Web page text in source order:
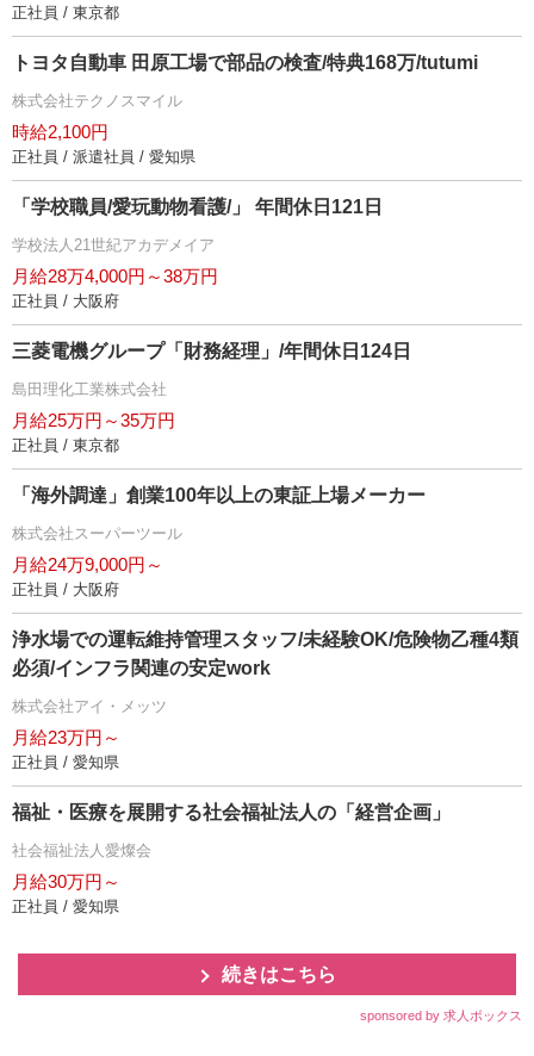
正社員 / 東京都
トヨタ自動車 田原工場で部品の検査/特典168万/tutumi
株式会社テクノスマイル
時給2,100円
正社員 / 派遣社員 / 愛知県
「学校職員/愛玩動物看護/」 年間休日121日
学校法人21世紀アカデメイア
月給28万4,000円～38万円
正社員 / 大阪府
三菱電機グループ「財務経理」/年間休日124日
島田理化工業株式会社
月給25万円～35万円
正社員 / 東京都
「海外調達」創業100年以上の東証上場メーカー
株式会社スーパーツール
月給24万9,000円～
正社員 / 大阪府
浄水場での運転維持管理スタッフ/未経験OK/危険物乙種4類
必須/インフラ関連の安定work
株式会社アイ・メッツ
月給23万円～
正社員 / 愛知県
福祉・医療を展開する社会福祉法人の「経営企画」
社会福祉法人愛燦会
月給30万円～
正社員 / 愛知県
続きはこちら
sponsored by 求人ボックス